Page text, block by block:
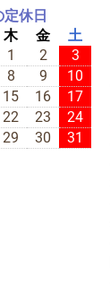
休日
木 金
土
1
2
3
8 9
10
15 16
17
22 23
24
29 30 31